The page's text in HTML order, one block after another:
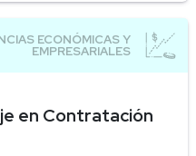
en Contratación